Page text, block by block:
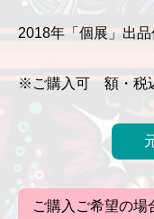
2018年「個展」出品
※ご購入可 額・税
ご購入ご希望の場